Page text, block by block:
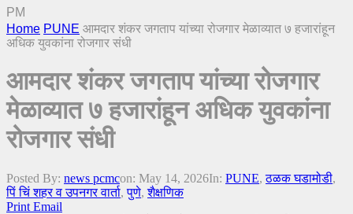
PM
Home PUNE आमदार शंकर जगताप यांच्या रोजगार मेळाव्यात ७ हजारांहून
अधिक युवकांना रोजगार संधी
आमदार शंकर जगताप यांच्या रोजगार
मेळाव्यात ७ हजारांहून अधिक युवकांना
रोजगार संधी
Posted By: news pcmcon: May 14, 2026In: PUNE,ठळक घडामोडी,
पिं चिं शहर व उपनगर वार्ता,पुणे,शैक्षणिक
Print Email